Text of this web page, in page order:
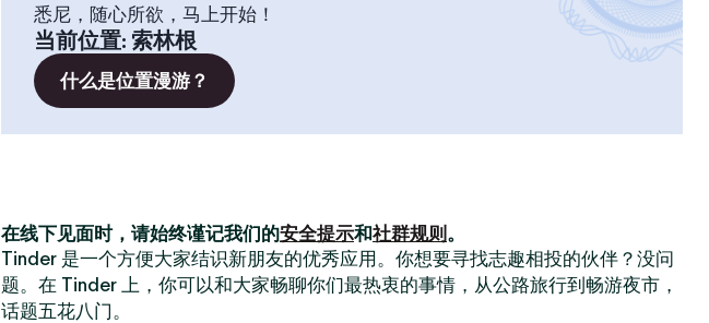
悉尼，随心所欲，马上开始！
当前位置: 索林根
什么是位置漫游？
在线下见面时，请始终谨记我们的安全提示和社群规则 。
Tinder 是一个方便大家结识新朋友的优秀应用。你想要寻找志趣相投的伙伴？没问
题。在 Tinder 上，你可以和大家畅聊你们最热衷的事情，从公路旅行到畅游夜市，
话题五花八门。